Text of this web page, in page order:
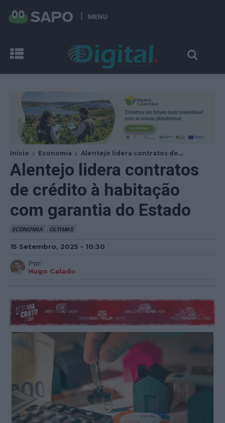
MENU
Início Economia Alentejo lidera contratos de...
Alentejo lidera contratos
de crédito à habitação
com garantia do Estado
ECONOMIA ÚLTIMAS
15 Setembro, 2025 - 10:30
Por:
Hugo Calado